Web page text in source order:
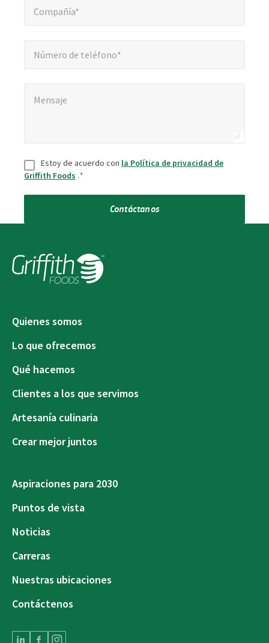
Compañía*
Número de teléfono*
Mensaje
AceptarEstoy de acuerdo con la Política de privacidad de
Griffith Foods .*
Contáctanos
Quienes somos
Lo que ofrecemos
Qué hacemos
Clientes a los que servimos
Artesanía culinaria
Crear mejor juntos
Aspiraciones para 2030
Puntos de vista
Noticias
Carreras
Nuestras ubicaciones
Contáctenos